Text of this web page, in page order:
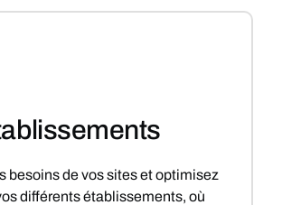
besoins de vos sites et optimisez
différents établissements, où